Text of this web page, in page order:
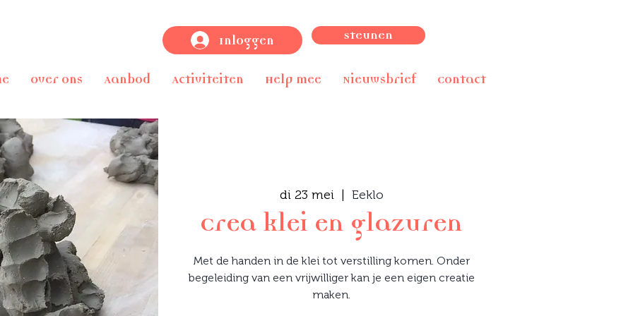
Inloggen Steunen
Over ons Aanbod Activiteiten Help mee Nieuwsbrief Contact
di 23 mei
  |
Eeklo
Crea klei en glazuren
Met de handen in de klei tot verstilling komen. Onder
begeleiding van een vrijwilliger kan je een eigen creatie
maken.